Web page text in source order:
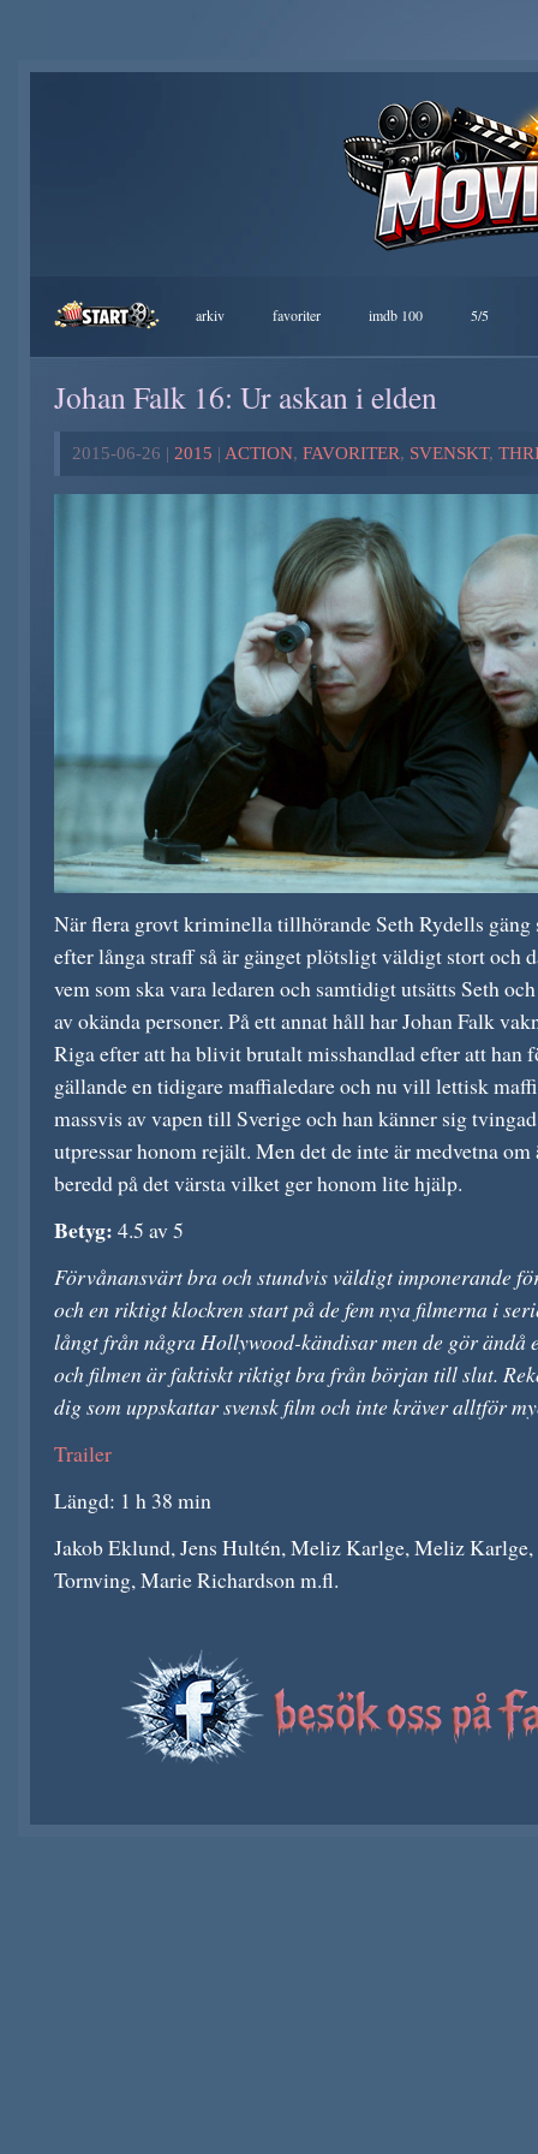
arkiv favoriter imdb 100 5/5
Johan Falk 16: Ur askan i elden
2015-06-26 | 2015 | ACTION, FAVORITER, SVENSKT,
När flera grovt kriminella tillhörande Seth Rydells gäng
efter långa straff så är gänget plötsligt väldigt stort och
vem som ska vara ledaren och samtidigt utsätts Seth
av okända personer. På ett annat håll har Johan Falk
Riga efter att ha blivit brutalt misshandlad efter att han
gällande en tidigare maffialedare och nu vill lettisk
massvis av vapen till Sverige och han känner sig
utpressar honom rejält. Men det de inte är medvetna
beredd på det värsta vilket ger honom lite hjälp.
Betyg: 4.5 av 5
Förvånansvärt bra och stundvis väldigt imponerande
och en riktigt klockren start på de fem nya filmerna i
långt från några Hollywood-kändisar men de gör ändå
och filmen är faktiskt riktigt bra från början till slut.
dig som uppskattar svensk film och inte kräver alltför
Trailer
Längd: 1 h 38 min
Jakob Eklund, Jens Hultén, Meliz Karlge, Meliz
Tornving, Marie Richardson m.fl.